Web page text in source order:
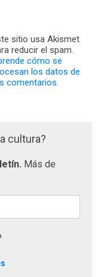
sitio usa Akismet
reducir el spam.
cómo se
los datos de
comentarios.
cultura?
Más de